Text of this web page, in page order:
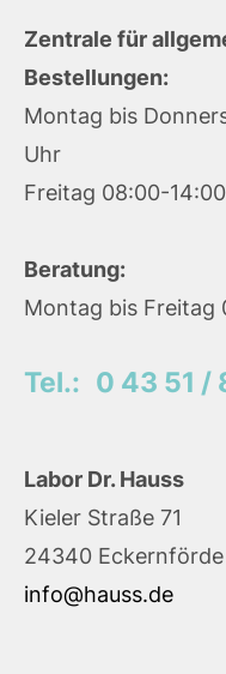
Zentrale für
Bestellungen:
Montag bis
Uhr
Freitag 08:00-
Beratung:
Montag bis Freitag
Tel.: 0 43 51 /
Labor Dr. Hauss
Kieler Straße 71
24340 Eckernförde
info@hauss.de